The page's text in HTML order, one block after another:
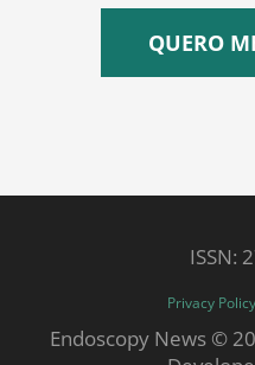
QUERO
ISSN:
Privacy Policy
Endoscopy News ©